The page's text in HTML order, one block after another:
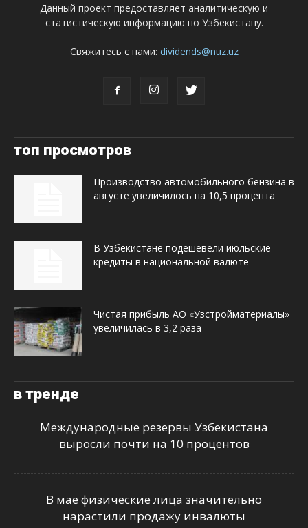
Данный проект предоставляет аналитическую и
статистическую информацию по Узбекистану.
Свяжитесь с нами: dividends@nuz.uz
топ просмотров
Производство автомобильного бензина в
августе увеличилось на 10,5 процента
В Узбекистане подешевели июльские
кредиты в национальной валюте
Чистая прибыль АО «Узстройматериалы»
увеличилась в 3,2 раза
в тренде
Международные резервы Узбекистана
выросли почти на 10 процентов
В мае физические лица значительно
нарастили продажу инвалюты